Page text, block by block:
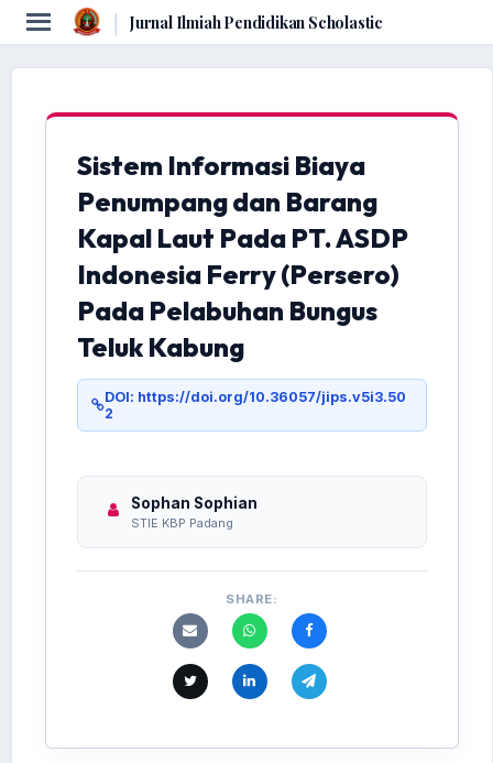
| Jurnal Ilmiah Pendidikan Scholastic
Sistem Informasi Biaya
Penumpang dan Barang
Kapal Laut Pada PT. ASDP
Indonesia Ferry (Persero)
Pada Pelabuhan Bungus
Teluk Kabung
DOI: https://doi.org/10.36057/jips.v5i3.50
2
Sophan Sophian
STIE KBP Padang
SHARE: